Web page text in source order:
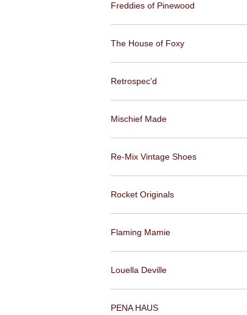
Freddies of Pinewood
The House of Foxy
Retrospec'd
Mischief Made
Re-Mix Vintage Shoes
Rocket Originals
Flaming Mamie
Louella Deville
PENA HAUS